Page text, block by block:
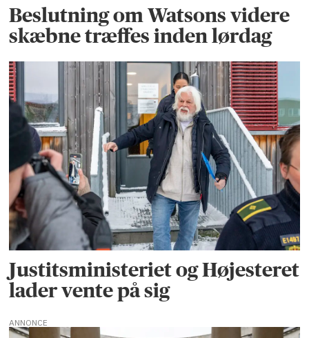
Beslutning om Watsons videre
skæbne træffes inden lørdag
Justitsministeriet og Højesteret
lader vente på sig
ANNONCE